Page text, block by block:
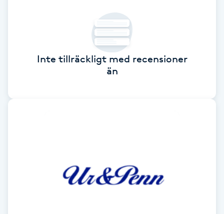
BrynplockningInte tillräckligt med recensioner
än